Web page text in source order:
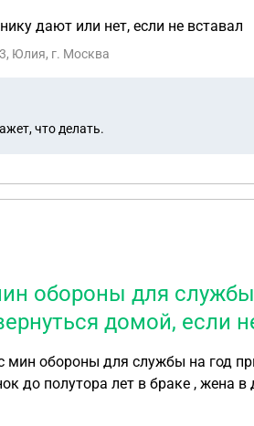
дают или нет, если не вставал
Юлия, г. Москва
что делать.
обороны для
домой, если
до полутора лет в браке , жена в